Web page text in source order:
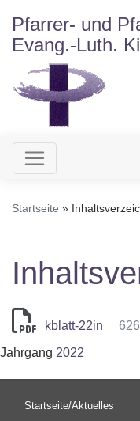
zum
Inhalt
Pfarrer- und
Evang.-Luth.
Startseite
kblatt-22in
Jahrgang 2022
Hauptnavigation
Startseite/Aktuelles